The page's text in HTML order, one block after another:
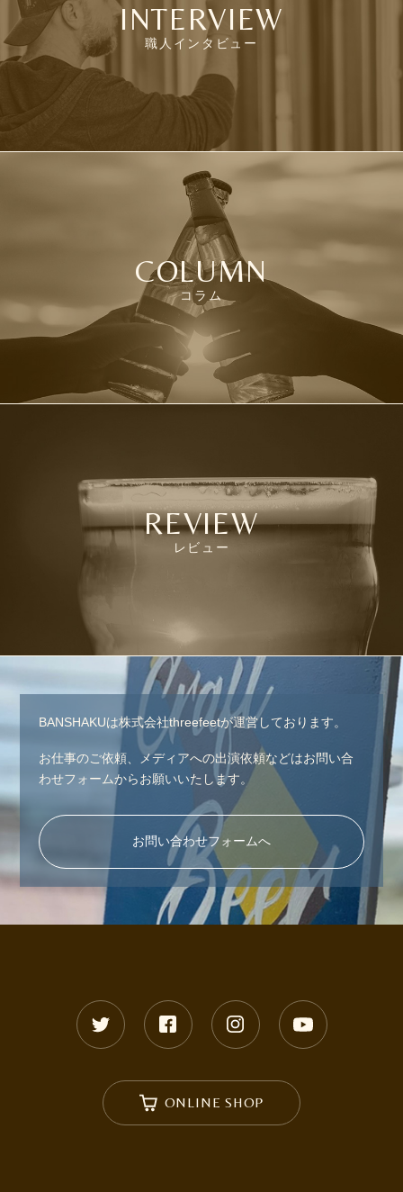
INTERVIEW
職人インタビュー
COLUMN
コラム
REVIEW
レビュー
BANSHAKUは株式会社threefeetが運営しております。
お仕事のご依頼、メディアへの出演依頼などはお問い合
わせフォームからお願いいたします。
お問い合わせフォームへ
ONLINE SHOP